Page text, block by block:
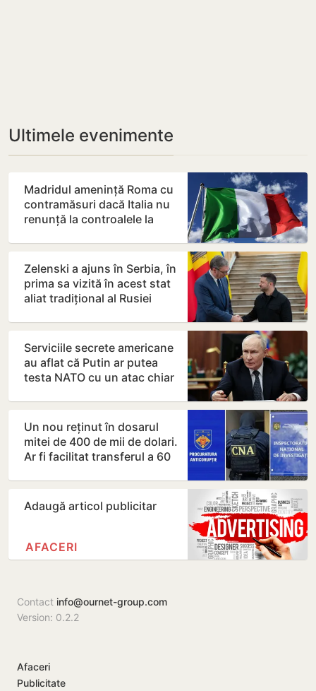
Ultimele evenimente
Madridul amenință Roma cu
contramăsuri dacă Italia nu
renunță la controalele la
Zelenski a ajuns în Serbia, în
prima sa vizită în acest stat
aliat tradițional al Rusiei
Serviciile secrete americane
au aflat că Putin ar putea
testa NATO cu un atac chiar
Un nou reținut în dosarul
mitei de 400 de mii de dolari.
Ar fi facilitat transferul a 60
Adaugă articol publicitar
AFACERI
Contact info@ournet-group.com
Version: 0.2.2
Afaceri
Publicitate